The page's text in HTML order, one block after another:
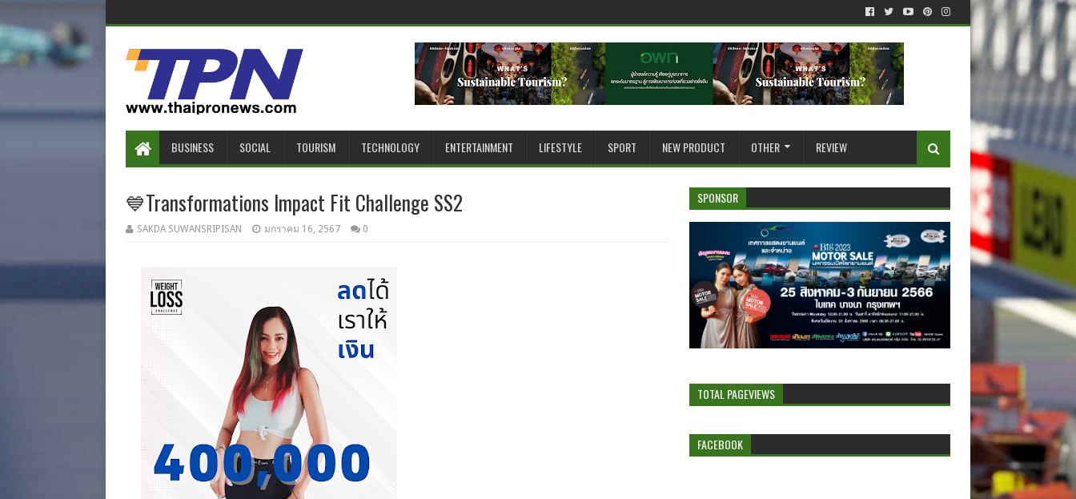
BUSINESS SOCIAL TOURISM TECHNOLOGY ENTERTAINMENT LIFESTYLE SPORT NEW PRODUCT OTHER REVIEW
💙Transformations Impact Fit Challenge SS2
SAKDA SUWANSRIPISAN มกราคม 16, 2567 0
SPONSOR
TOTAL PAGEVIEWS
FACEBOOK